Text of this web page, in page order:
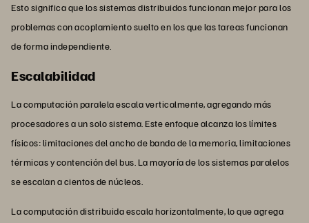
Esto significa que los sistemas distribuidos funcionan mejor para los
problemas con acoplamiento suelto en los que las tareas funcionan
de forma independiente.
Escalabilidad
La computación paralela escala verticalmente, agregando más
procesadores a un solo sistema. Este enfoque alcanza los límites
físicos: limitaciones del ancho de banda de la memoria, limitaciones
térmicas y contención del bus. La mayoría de los sistemas paralelos
se escalan a cientos de núcleos.
La computación distribuida escala horizontalmente, lo que agrega